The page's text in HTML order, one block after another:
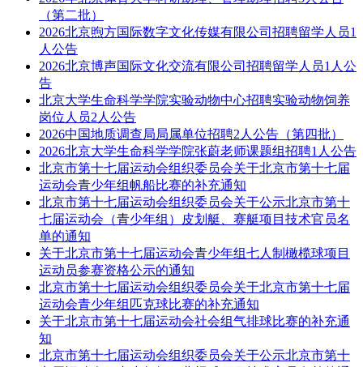
（第二批）
2026北京煦方国际数字文化传媒有限公司招聘留学人员1
人公告
2026北京博声国际文化交流有限公司招聘留学人员1人公
告
北京大学生命科学学院实验动物中心招聘实验动物饲养
岗位人员2人公告
2026中国地质调查局局属单位招聘2人公告（第四批）
2026北京大学生命科学学院张蔚老师课题组招聘1人公告
北京市第十七届运动会组织委员会关于北京市第十七届
运动会青少年组帆船比赛的补充通知
北京市第十七届运动会组织委员会关于公示北京市第十
七届运动会（青少年组）皮划艇、赛艇项目技术官员名
单的通知
关于北京市第十七届运动会青少年组七人制橄榄球项目
运动员参赛资格公示的通知
北京市第十七届运动会组织委员会关于北京市第十七届
运动会青少年组匹克球比赛的补充通知
关于北京市第十七届运动会社会组气排球比赛的补充通
知
北京市第十七届运动会组织委员会关于公示北京市第十